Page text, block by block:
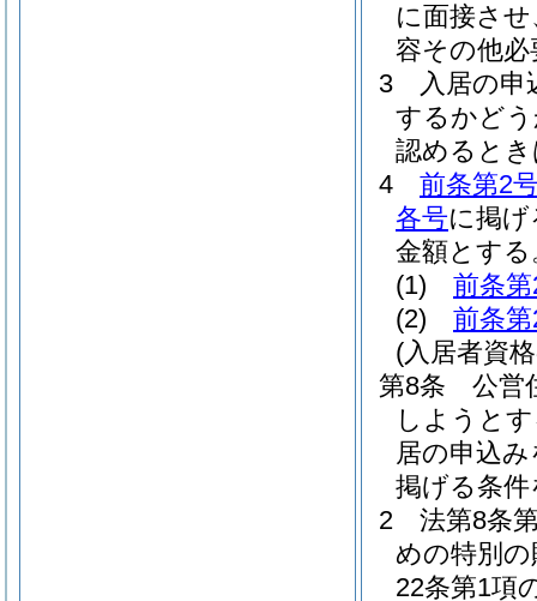
に面接さ
容その他
3
入居の
するかど
認めると
4
前条第2
各号に掲
金額とする
(1)
前条
(2)
前条
(入居者資
第8条
公営
しようと
居の申込
掲げる条
2
法第8条
めの特別
22条第1項